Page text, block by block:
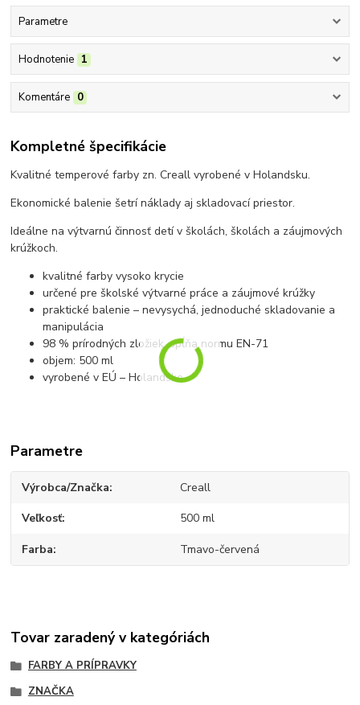
Parametre
Hodnotenie 1
Komentáre 0
Kompletné špecifikácie
Kvalitné temperové farby zn. Creall vyrobené v Holandsku.
Ekonomické balenie šetrí náklady aj skladovací priestor.
Ideálne na výtvarnú činnosť detí v školách, školách a záujmových
krúžkoch.
kvalitné farby vysoko krycie
určené pre školské výtvarné práce a záujmové krúžky
praktické balenie – nevysychá, jednoduché skladovanie a
manipulácia
98 % prírodných zložiek, spĺňa normu EN-71
objem: 500 ml
vyrobené v EÚ – Holandsko
Parametre
Výrobca/Značka Creall
Veľkosť 500 ml
Farba Tmavo-červená
Tovar zaradený v kategóriách
FARBY A PRÍPRAVKY
ZNAČKA